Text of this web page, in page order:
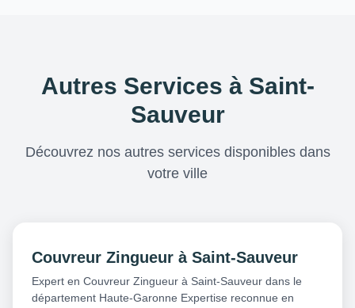
Autres Services à Saint-
Sauveur
Découvrez nos autres services disponibles dans
votre ville
Couvreur Zingueur à Saint-Sauveur
Expert en Couvreur Zingueur à Saint-Sauveur dans le
département Haute-Garonne Expertise reconnue en